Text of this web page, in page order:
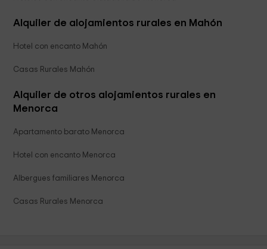
Alquiler de alojamientos rurales en Mahón
Hotel con encanto Mahón
Casas Rurales Mahón
Alquiler de otros alojamientos rurales en
Menorca
Apartamento barato Menorca
Hotel con encanto Menorca
Albergues familiares Menorca
Casas Rurales Menorca